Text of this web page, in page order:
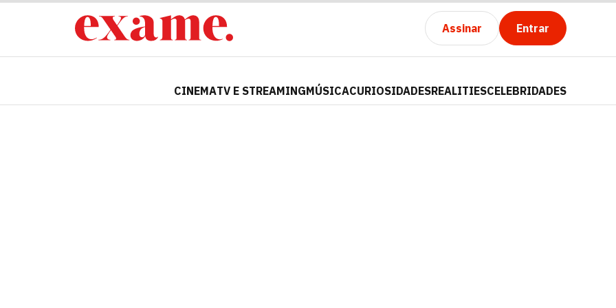
Assinar Entrar
CINEMATV E STREAMINGMÚSICACURIOSIDADESREALITIESCELEBRIDADES